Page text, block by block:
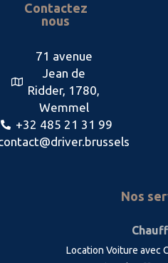
Contactez
nous
71 avenue
Jean de
Ridder, 1780,
Wemmel
+32 485 21 31 99
Nos
Location Voiture avec